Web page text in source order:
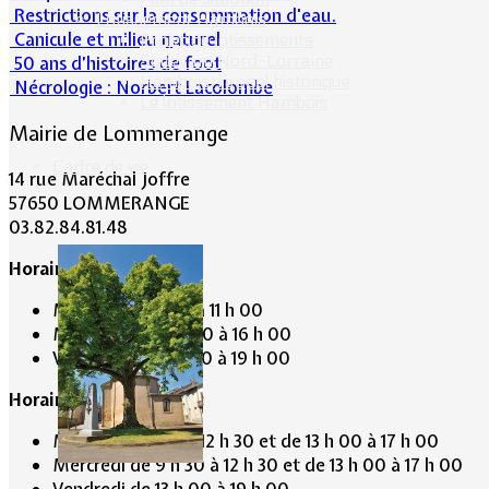
Lotissement Hambois
Projet de lotissements
Sodevam Nord-Lorraine
Hambois, rappel historique
Le lotissement Hambois
Cadre de vie
Restrictions sur la consommation d'eau.
Canicule et milieu naturel
50 ans d’histoires de foot
Nécrologie : Norbert Lacolombe
Mairie de Lommerange
14 rue Maréchal Joffre
57650 LOMMERANGE
03.82.84.81.48
Horaire de la Mairie:
Mardi de 10 h 00 à 11 h 00
Mercredi de 14 h 00 à 16 h 00
Vendredi de 17 h 00 à 19 h 00
Horaire du Secrétariat :
Mardi de 9 h 30 à 12 h 30 et de 13 h 00 à 17 h 00
Mercredi de 9 h 30 à 12 h 30 et de 13 h 00 à 17 h 00